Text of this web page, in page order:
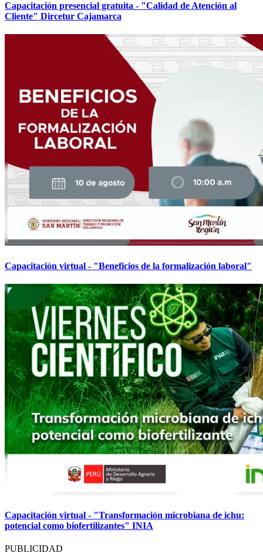
Capacitación presencial gratuita - "Calidad de Atención al
Cliente" Dircetur Cajamarca
Capacitación virtual - "Beneficios de la formalización laboral"
Capacitación virtual - "Transformación microbiana de ichu:
potencial como biofertilizantes" INIA
PUBLICIDAD